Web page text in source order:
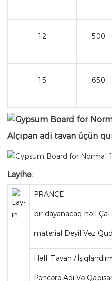
12 500
15 650
Alçıpan adi tavan üçün
Layihə:
PRANCE
bir dayanacaq həll Çal
material Deyil Vəz
Həll: Tavan /
Pəncərə Adı Və